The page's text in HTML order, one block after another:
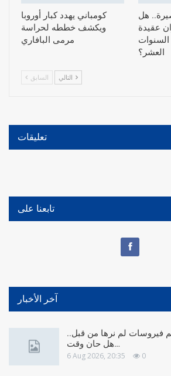
كومباني يهدد كبار أوروبا
ويكشف خططه لحراسة
مرمى البافاري
هل
عقيدة
السنوات
العشر؟
السابق
تعليقات
تابعنا على
آخر الأخبار
فيروسات لم نرها من قبل..
هل حان وقت…
6 Aug 2026, 20:35 0